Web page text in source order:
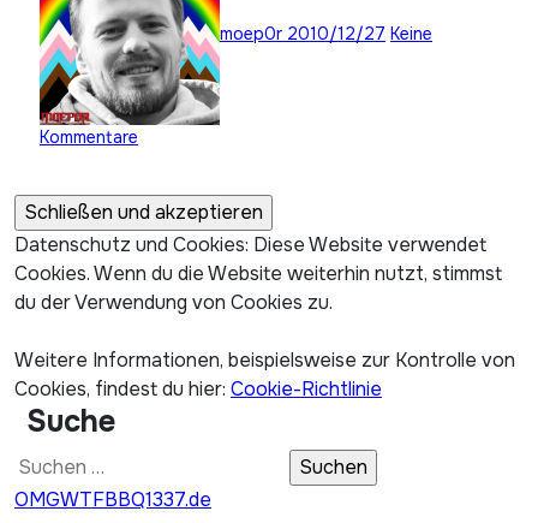
moep0r 2010/12/27 Keine
Kommentare
Datenschutz und Cookies: Diese Website verwendet
Cookies. Wenn du die Website weiterhin nutzt, stimmst
du der Verwendung von Cookies zu.
Weitere Informationen, beispielsweise zur Kontrolle von
Cookies, findest du hier: Cookie-Richtlinie
Suche
Suchen
nach:
OMGWTFBBQ1337.de